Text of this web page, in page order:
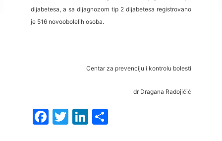
dijabetesa, a sa dijagnozom tip 2 dijabetesa registrovano
je 516 novoobolelih osoba.
Centar za prevenciju i kontrolu bolesti
dr Dragana Radojičić
F T Li S